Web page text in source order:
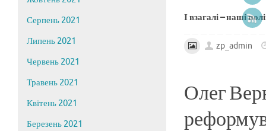
І взагалі – наші
zp_admin
Олег
Серпень 2021
Липень 2021
Червень 2021
Травень 2021
Квітень 2021
Березень 2021